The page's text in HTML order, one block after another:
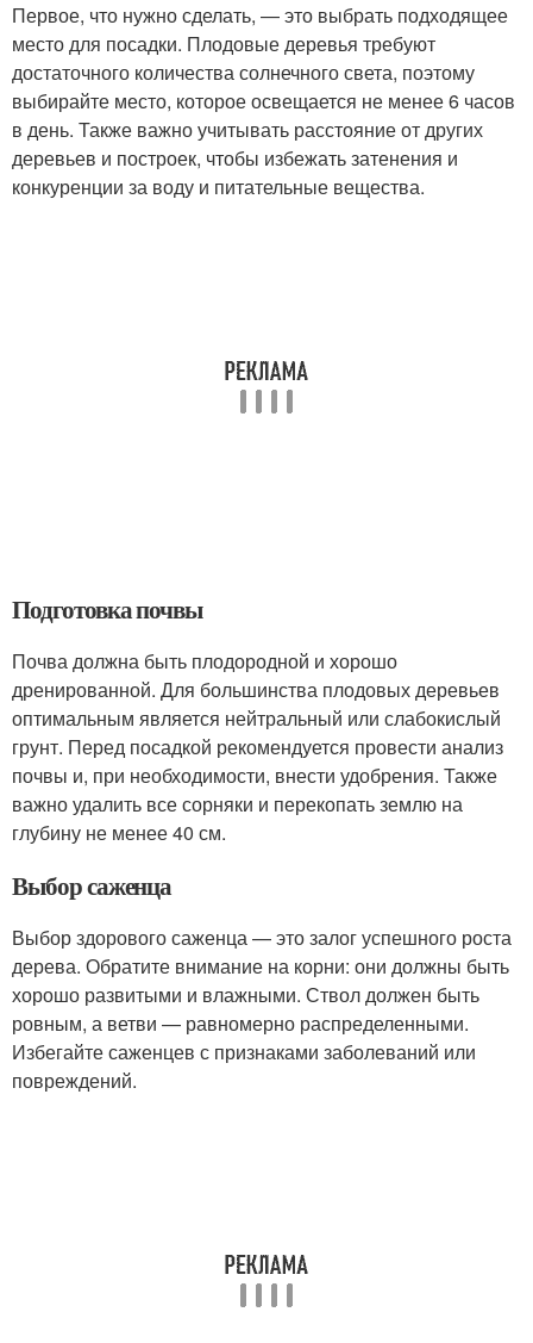
Первое, что нужно сделать, — это выбрать подходящее
место для посадки. Плодовые деревья требуют
достаточного количества солнечного света, поэтому
выбирайте место, которое освещается не менее 6 часов
в день. Также важно учитывать расстояние от других
деревьев и построек, чтобы избежать затенения и
конкуренции за воду и питательные вещества.
Подготовка почвы
Почва должна быть плодородной и хорошо
дренированной. Для большинства плодовых деревьев
оптимальным является нейтральный или слабокислый
грунт. Перед посадкой рекомендуется провести анализ
почвы и, при необходимости, внести удобрения. Также
важно удалить все сорняки и перекопать землю на
глубину не менее 40 см.
Выбор саженца
Выбор здорового саженца — это залог успешного роста
дерева. Обратите внимание на корни: они должны быть
хорошо развитыми и влажными. Ствол должен быть
ровным, а ветви — равномерно распределенными.
Избегайте саженцев с признаками заболеваний или
повреждений.